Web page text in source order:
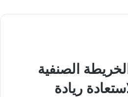
الصنفية
2026 لاستعادة ريادة